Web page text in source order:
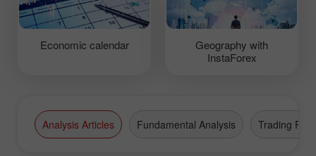
Economic calendar
Geography with
InstaForex
Analysis Articles Fundamental Analysis Trading Plan